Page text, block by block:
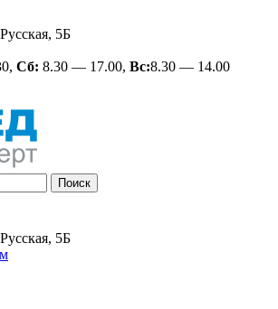
5Б
Сб: 8.30 — 17.00, Вс:8.30 — 14.00
5Б